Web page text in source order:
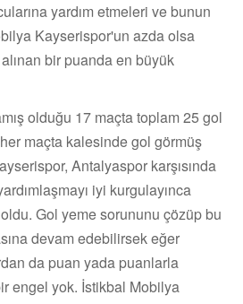
yardım etmeleri ve bunun
Kayserispor'un azda olsa
bir puanda en büyük
olduğu 17 maçta toplam 25 gol
maçta kalesinde gol görmüş
Antalyaspor karşısında
iyi kurgulayınca
Gol yeme sorununu çözüp bu
devam edebilirsek eğer
da puan yada puanlarla
engel yok. İstikbal Mobilya